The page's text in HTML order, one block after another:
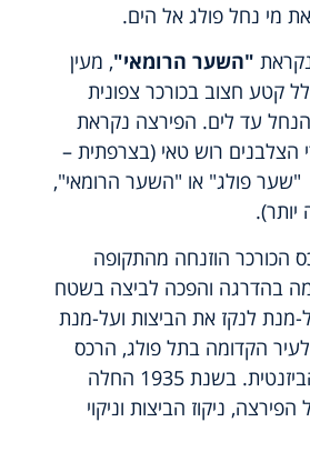
את מי נחל פולג אל הים.
"השער הרומאי", מעין
קטע חצוב בכורכר צפונית
הנחל עד לים. הפירצה נקראת
הצלבנים רוש טאי (בצרפתית –
פולג" או "השער הרומאי",
הכורכר הוזנחה מהתקופה
בהדרגה והפכה לביצה בשטח
דונם. על-מנת לנקז את הביצות ועל-מנת
הקדומה בתל פולג, הרכס
נפרץ פרץ בתקופה הביזנטית. בשנת 1935 החלה
ניקוז הביצות וניקוי